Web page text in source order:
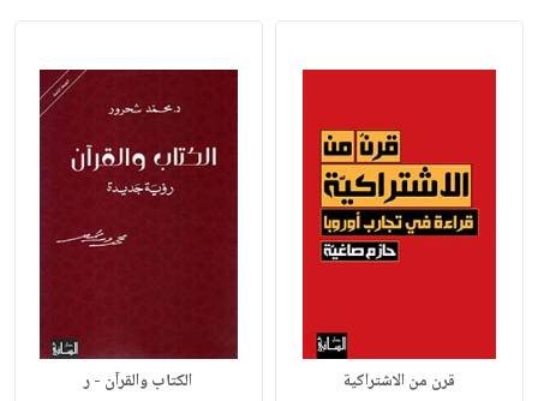
قرن من الاشتراكية الكتاب والقرآن - ر